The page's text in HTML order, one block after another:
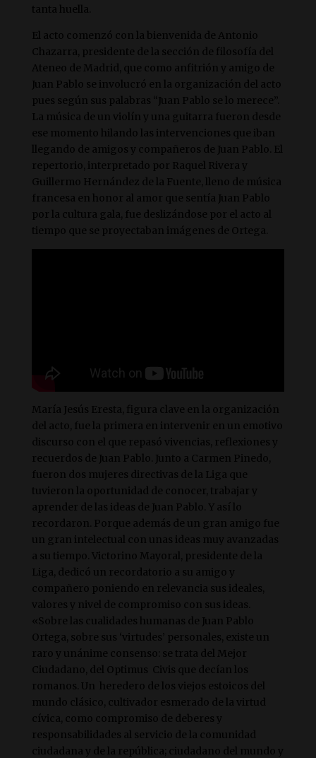
tanta huella.
El acto comenzó con la bienvenida de Antonio
Chazarra, presidente de la sección de filosofía del
Ateneo de Madrid, que como anfitrión y amigo de
Juan Pablo se involucró en la organización del acto
pues según sus palabras “Juan Pablo se lo merece”.
La música de un violín y una guitarra fueron desde
ese momento hilando las intervenciones que iban
llegando de amigos y compañeros de Juan Pablo. El
repertorio, interpretado por Raquel Rivera y
Guillermo Hernández de la Fuente, lleno de música
francesa en honor al amor que sentía Juan Pablo
por la cultura gala, fue deslizándose por el acto al
tiempo que se proyectaban imágenes de Ortega.
María Jesús Eresta, figura clave en la organización
del acto, fue la primera en intervenir en un emotivo
discurso con el que repasó vivencias, reflexiones y
recuerdos de Juan Pablo. Junto a Carmen Pinedo,
fueron dos mujeres directivas de la Liga que
tuvieron la oportunidad de conocer, trabajar y
aprender de las ideas de Juan Pablo. Y así lo
recordaron. Porque además de un gran amigo fue
un gran intelectual con unas ideas muy avanzadas
a su tiempo. Victorino Mayoral, presidente de la
Liga, dedicó un recordatorio a su amigo y
compañero poniendo en relevancia sus ideales,
valores y nivel de compromiso con sus ideas.
«Sobre las cualidades humanas de Juan Pablo
Ortega, sobre sus ‘virtudes’ personales, existe un
raro y unánime consenso: se trata del Mejor
Ciudadano, del Optimus Civis que decían los
romanos. Un heredero de los viejos estoicos del
mundo clásico, cultivador esmerado de la virtud
cívica, como compromiso de deberes y
responsabilidades al servicio de la comunidad
ciudadana y de la república; ciudadano del mundo y